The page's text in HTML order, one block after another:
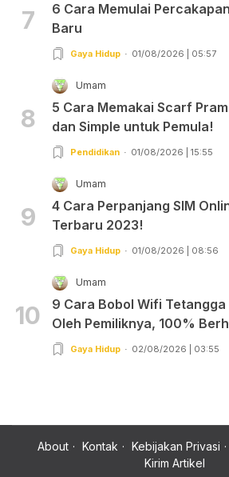
7
6 Cara Memulai
Baru
Gaya Hidup 01/08/2026 | 05:57
8
Umam
5 Cara Memakai Scarf
dan Simple untuk Pemula!
Pendidikan 01/08/2026 | 15:55
9
Umam
4 Cara Perpanjang SIM
Terbaru 2023!
Gaya Hidup 01/08/2026 | 08:56
10
Umam
9 Cara Bobol Wifi
Oleh Pemiliknya, 100%
Gaya Hidup 02/08/2026 | 03:55
About Kontak Kebijakan Privasi
Kirim Artikel